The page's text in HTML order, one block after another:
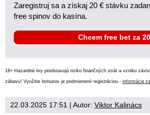
Zaregistruj sa a získaj 20 € stávku
free spinov do kasína.
Chcem free bet za 20
18+ Hazardné hry predstavujú riziko finančných strát a vzniku
zábavu! Využitie bonusov je podmienené registráciou - informácie tu
22.03.2025 17:51 | Autor: Viktor Kalinács